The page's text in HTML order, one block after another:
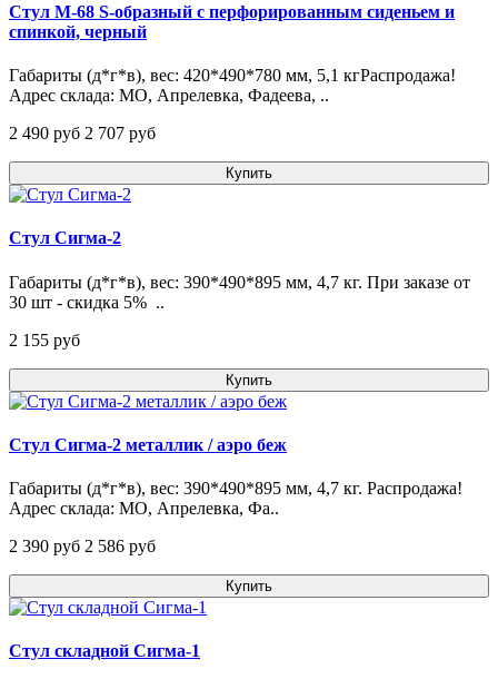
Стул М-68 S-образный с перфорированным сиденьем и
спинкой, черный
Габариты (д*г*в), вес: 420*490*780 мм, 5,1 кгРаспродажа!
Адрес склада: МО, Апрелевка, Фадеева, ..
2 490 pуб 2 707 pуб
Купить
Стул Сигма-2
Габариты (д*г*в), вес: 390*490*895 мм, 4,7 кг. При заказе от
30 шт - скидка 5% ..
2 155 pуб
Купить
Стул Сигма-2 металлик / аэро беж
Габариты (д*г*в), вес: 390*490*895 мм, 4,7 кг. Распродажа!
Адрес склада: МО, Апрелевка, Фа..
2 390 pуб 2 586 pуб
Купить
Стул складной Сигма-1